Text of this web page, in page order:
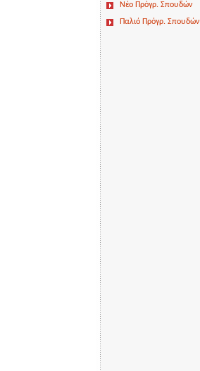
Νέο Πρόγρ. Σπουδών
Παλιό Πρόγρ. Σπουδών